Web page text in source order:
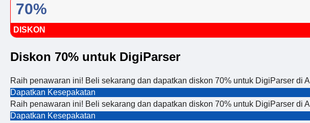
70%
DISKON
Diskon 70% untuk DigiParser
Raih penawaran ini! Beli sekarang dan dapatkan diskon 70% untuk DigiParser di
Dapatkan Kesepakatan
Raih penawaran ini! Beli sekarang dan dapatkan diskon 70% untuk DigiParser di
Dapatkan Kesepakatan